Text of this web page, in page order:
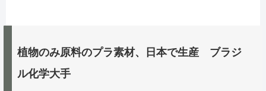
植物のみ原料のプラ素材、日本で生産 ブラジ
ル化学大手